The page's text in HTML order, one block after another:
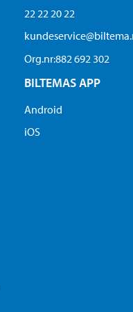
22 22 20 22
Org.nr:882 692 302
BILTEMAS APP
Android
iOS